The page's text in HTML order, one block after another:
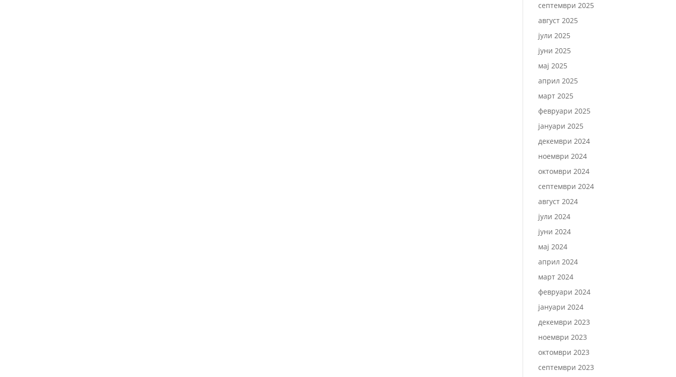
септември 2025
август 2025
јули 2025
јуни 2025
мај 2025
април 2025
март 2025
февруари 2025
јануари 2025
декември 2024
ноември 2024
октомври 2024
септември 2024
август 2024
јули 2024
јуни 2024
мај 2024
април 2024
март 2024
февруари 2024
јануари 2024
декември 2023
ноември 2023
октомври 2023
септември 2023